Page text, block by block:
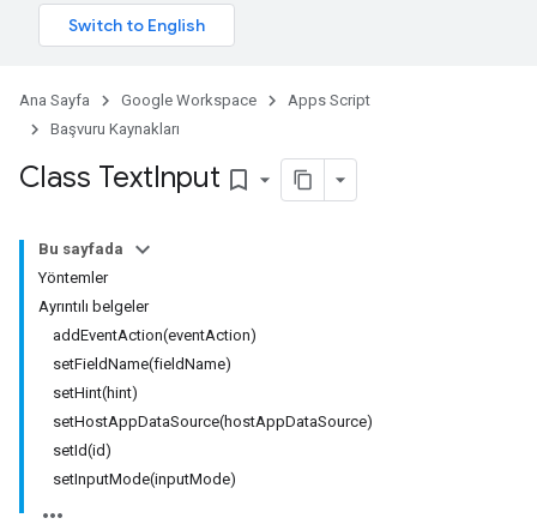
Ana Sayfa Google Workspace
Apps Script
Başvuru Kaynakları
Class TextInput bookmark_border
Bu sayfada
Yöntemler
Ayrıntılı belgeler
addEventAction(eventAction)
setFieldName(fieldName)
setHint(hint)
setHostAppDataSource(hostAppDataSource)
setId(id)
setInputMode(inputMode)